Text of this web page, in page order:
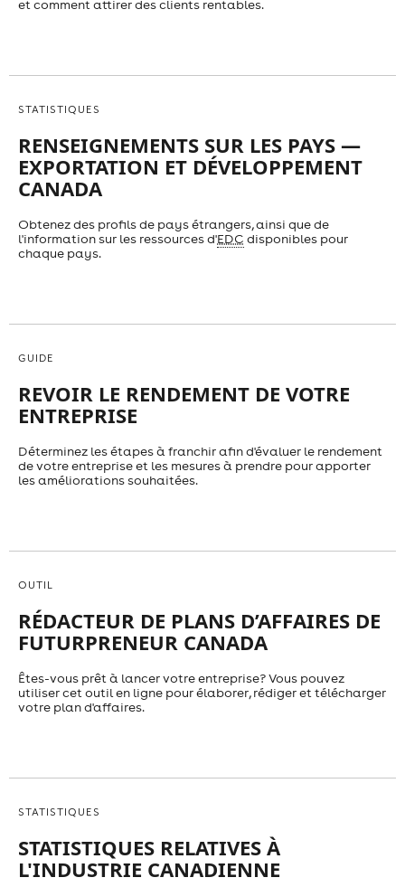
et comment attirer des clients rentables.
STATISTIQUES
RENSEIGNEMENTS SUR LES PAYS —
EXPORTATION ET DÉVELOPPEMENT
CANADA
Obtenez des profils de pays étrangers, ainsi que de
l'information sur les ressources d'EDC disponibles pour
chaque pays.
GUIDE
REVOIR LE RENDEMENT DE VOTRE
ENTREPRISE
Déterminez les étapes à franchir afin d'évaluer le rendement
de votre entreprise et les mesures à prendre pour apporter
les améliorations souhaitées.
OUTIL
RÉDACTEUR DE PLANS D’AFFAIRES DE
FUTURPRENEUR CANADA
Êtes-vous prêt à lancer votre entreprise? Vous pouvez
utiliser cet outil en ligne pour élaborer, rédiger et télécharger
votre plan d'affaires.
STATISTIQUES
STATISTIQUES RELATIVES À
L'INDUSTRIE CANADIENNE